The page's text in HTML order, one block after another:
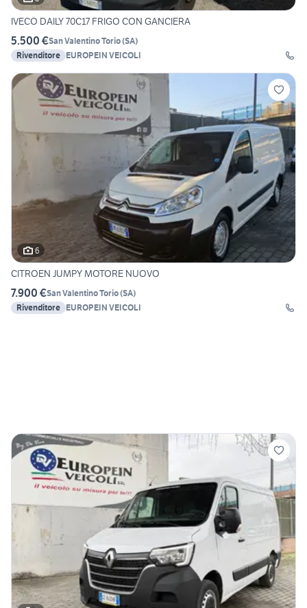
IVECO DAILY 70C17 FRIGO CON GANCIERA
5.500 €San Valentino Torio(SA)
Rivenditore EUROPEIN VEICOLI
6
CITROEN JUMPY MOTORE NUOVO
7.900 €San Valentino Torio(SA)
Rivenditore EUROPEIN VEICOLI